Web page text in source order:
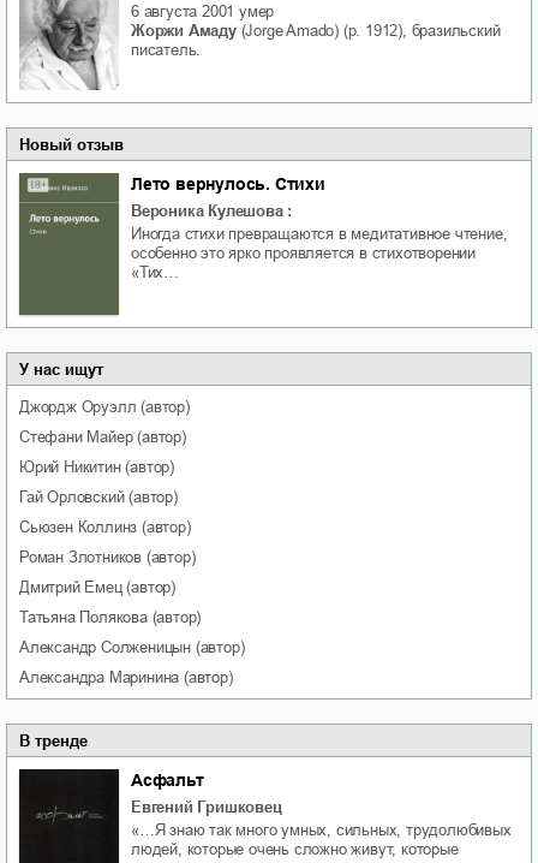
6 августа 2001 умер
Жоржи Амаду(Jorge Amado) (р. 1912), бразильский
писатель.
Новый отзыв
Лето вернулось. Стихи
Вероника Кулешова :
Иногда стихи превращаются в медитативное чтение,
особенно это ярко проявляется в стихотворении
«Тих…
У нас ищут
Джордж Оруэлл (автор)
Стефани Майер(автор)
Юрий Никитин(автор)
Гай Орловский(автор)
Сьюзен Коллинз (автор)
Роман Злотников (автор)
Дмитрий Емец(автор)
Татьяна Полякова(автор)
Александр Солженицын (автор)
Александра Маринина (автор)
В тренде
Асфальт
Евгений Гришковец
«…Я знаю так много умных, сильных, трудолюбивых
людей, которые очень сложно живут, которые